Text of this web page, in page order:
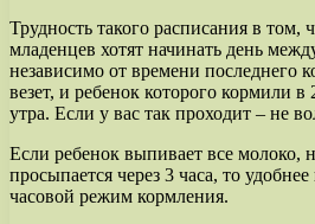
Трудность такого расписания в том,
младенцев хотят начинать день
независимо от времени последнего
везет, и ребенок которого кормили в
утра. Если у вас так проходит – не
Если ребенок выпивает все молоко,
просыпается через 3 часа, то
часовой режим кормления.